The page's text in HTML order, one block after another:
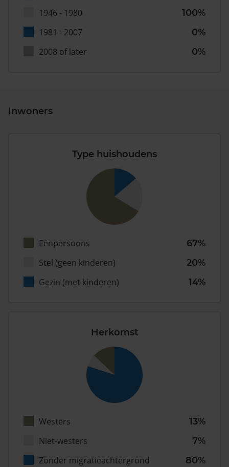
1946 - 1980
100%
1981 - 2007
0%
2008 of later
0%
Inwoners
Type huishoudens
Eénpersoons
67%
Stel (geen kinderen)
20%
Gezin (met kinderen)
14%
Herkomst
Westers
13%
Niet-westers
7%
Zonder migratieachtergrond
80%